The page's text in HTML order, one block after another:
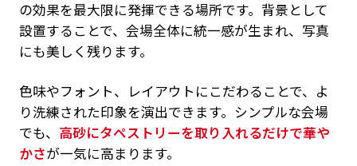
の効果を最大限に発揮できる場所です。背景として
設置することで、会場全体に統一感が生まれ、写真
にも美しく残ります。
色味やフォント、レイアウトにこだわることで、よ
り洗練された印象を演出できます。シンプルな会場
でも、 高砂にタペストリーを取り入れるだけで華や
かさが一気に高まります。